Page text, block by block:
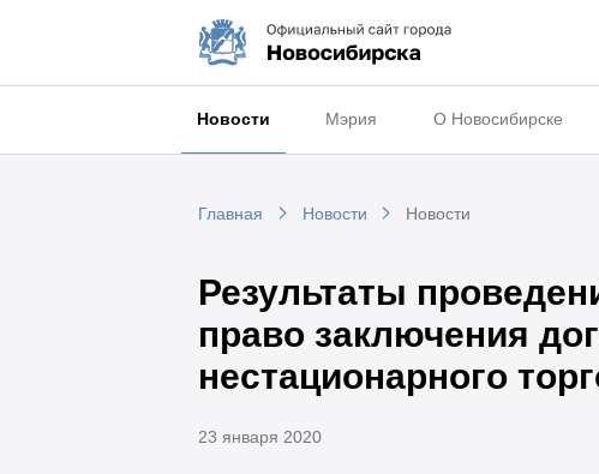
Новости Мэрия О Новосибирске
Главная Новости Новости
Результаты
право заключения
нестационарного
23 января 2020